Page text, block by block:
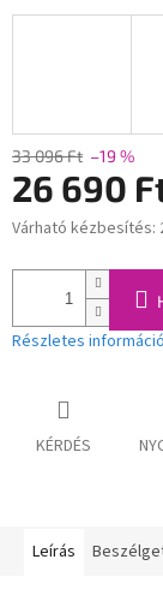
33 096 Ft –19 %
26 690
Egységár:
Várható kézbesítés:
Részletes információ
KÉRDÉS
Leírás